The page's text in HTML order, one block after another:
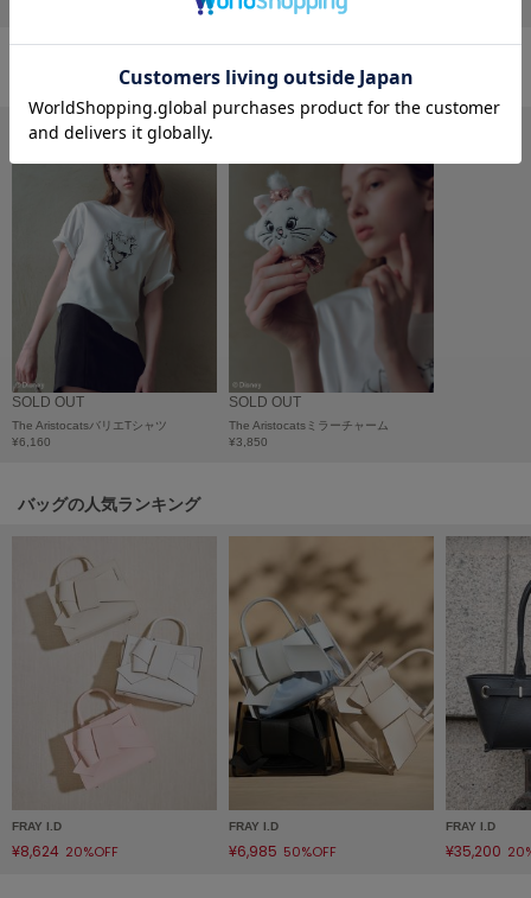
gelato pique
ジェラート ピケ
GELATO PIQUE CAT&DOG
ジェラート ピケ キャットアンドドッグ
gelato pique Sleep
ジェラート ピケ スリープ
GRAMICCI
グラミチ
ハンター
HOKA ONEONE
ホカ オネオネ
キーン
LAATO
SOLD OUT
The AristocatsバリエTシャツ
¥6,160
SOLD OUT
The Aristocatsミラーチャーム
¥3,850
バッグの人気ランキング
FRAY I.D
¥8,624 20%OFF
FRAY I.D
¥6,985 50%OFF
FRAY I.D
¥35,200